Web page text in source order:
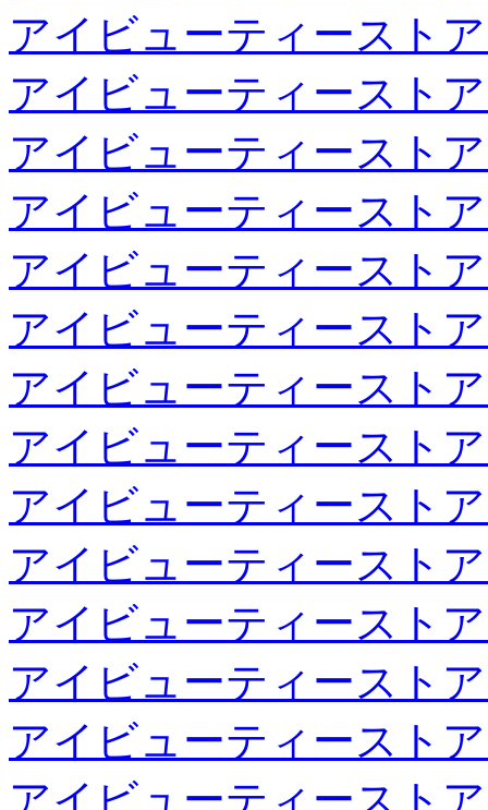
アイビューティースト
アイビューティースト
アイビューティースト
アイビューティースト
アイビューティースト
アイビューティースト
アイビューティースト
アイビューティースト
アイビューティースト
アイビューティースト
アイビューティースト
アイビューティースト
アイビューティースト
アイビューティースト